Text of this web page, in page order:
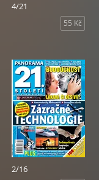
4/21
55 Kč
2/16